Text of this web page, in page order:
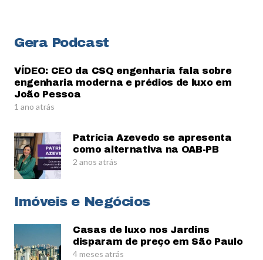
Gera Podcast
VÍDEO: CEO da CSQ engenharia fala sobre
engenharia moderna e prédios de luxo em
João Pessoa
1 ano atrás
Patrícia Azevedo se apresenta
como alternativa na OAB-PB
2 anos atrás
Imóveis e Negócios
Casas de luxo nos Jardins
disparam de preço em São Paulo
4 meses atrás